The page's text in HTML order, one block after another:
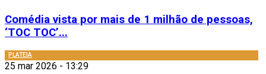
Comédia vista por mais de 1 milhão de pessoas,
‘TOC TOC’...
PLATEIA
25 mar 2026 - 13:29